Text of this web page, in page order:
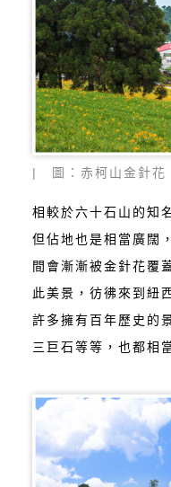
| 圖：赤柯山金針花
相較於六十石山的知
但佔地也是相當廣闊
間會漸漸被金針花覆
此美景，彷彿來到紐
許多擁有百年歷史的
三巨石等等，也都相